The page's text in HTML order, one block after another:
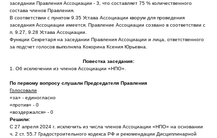
заседании Правления Ассоциации - 3, что составляет 75 % количественного
состава членов Правления.
В соответствии с пунктом 9.35 Устава Ассоциации кворум для проведения
заседания Ассоциации имеется. Правление Ассоциации созвано в соответствии с
п. 9.27, 9.28 Устава Ассоциации.
Функции Секретаря на заседании Правления Ассоциации и лица, ответственного
за подсчет голосов выполняла Кокорина Ксения Юрьевна.
Повестка заседания:
1. Об исключении из членов Ассоциации «НПО».
По первому вопросу слушали Председателя Правления
Голосовали
«за» - единогласно
«против» - 0
«воздержался» - 0
Решили:
С 27 апреля 2024 г. исключить из числа членов Ассоциации «НПО» на основании
ч. 2 ст. 55.7 Градостроительного кодекса РФ и рекомендации Дисциплинарной